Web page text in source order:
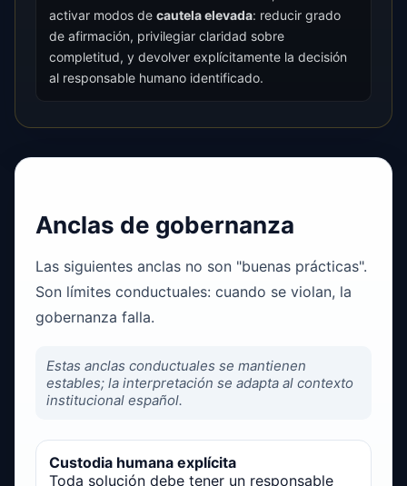
activar modos de cautela elevada: reducir grado
de afirmación, privilegiar claridad sobre
completitud, y devolver explícitamente la decisión
al responsable humano identificado.
Anclas de gobernanza
Las siguientes anclas no son "buenas prácticas".
Son límites conductuales: cuando se violan, la
gobernanza falla.
Estas anclas conductuales se mantienen
estables; la interpretación se adapta al contexto
institucional español.
Custodia humana explícita
Toda solución debe tener un responsable